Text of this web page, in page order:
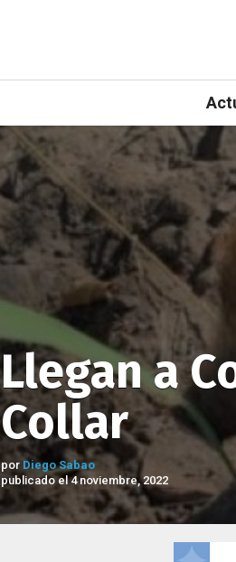
Llegan a
Collar
por Diego Sabao
publicado el 4 noviembre, 2022